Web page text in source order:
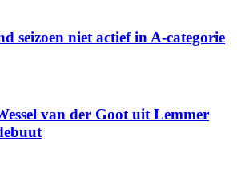
seizoen niet actief in A-categorie
van der Goot uit Lemmer